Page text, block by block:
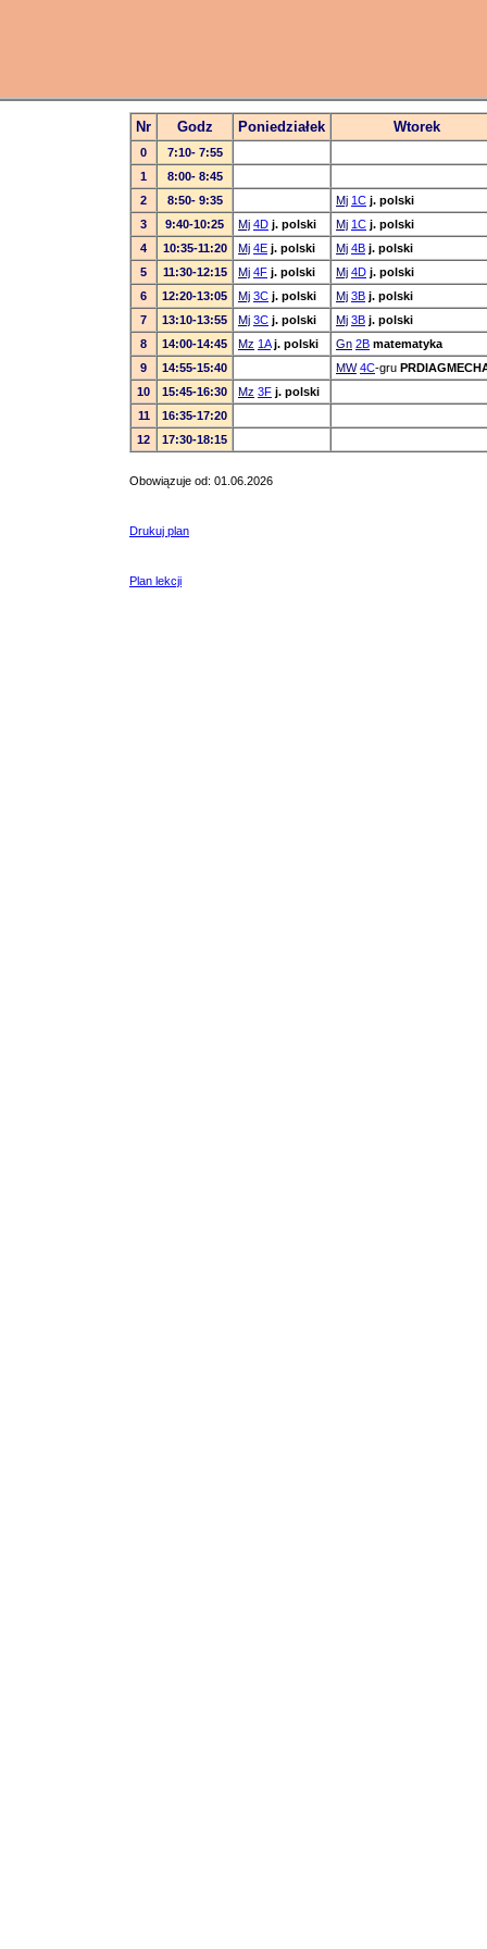
Nr Godz Poniedziałek Wtorek
0
7:10- 7:55
1
8:00- 8:45
2
8:50- 9:35 Mj 1C j. polski
3
9:40-10:25 Mj 4D j. polski Mj 1C j. polski
4
10:35-11:20 Mj 4E j. polski Mj 4B j. polski
5
11:30-12:15 Mj 4F j. polski Mj 4D j. polski
6
12:20-13:05 Mj 3C j. polski Mj 3B j. polski
7
13:10-13:55 Mj 3C j. polski Mj 3B j. polski
8
14:00-14:45 Mz 1A j. polski Gn 2B matematyka
9
14:55-15:40 MW 4C-gru
10
15:45-16:30 Mz 3F j. polski
11
16:35-17:20
12
17:30-18:15
Obowiązuje od: 01.06.2026
Drukuj plan
Plan lekcji